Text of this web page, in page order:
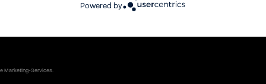
Powered by
Plattform-News und Branchen-
Marketing-Services.